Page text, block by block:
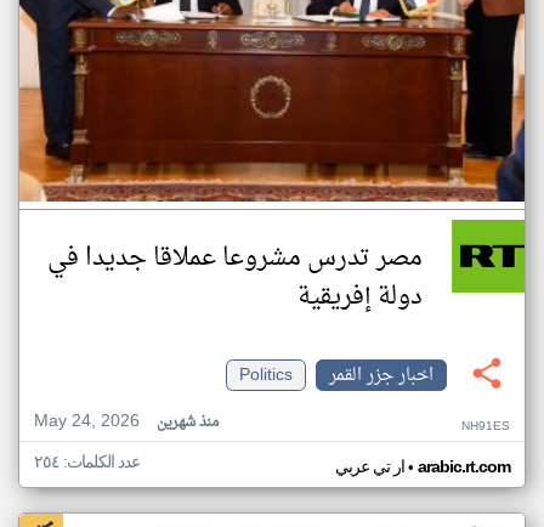
مصر تدرس مشروعا عملاقا جديدا في
دولة إفريقية
اخبار جزر القمر
Politics
May 24, 2026
منذ شهرين NH91ES
ار تي عربي• arabic.rt.com عدد الكلمات: ٢٥٤